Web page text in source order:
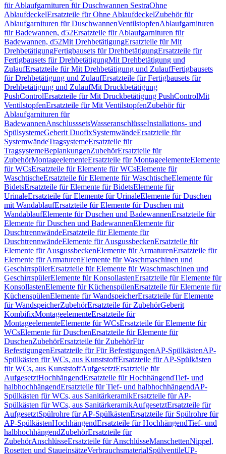
für Ablaufgarnituren für Duschwannen SestraOhne
AblaufdeckelErsatzteile für Ohne AblaufdeckelZubehör für
Ablaufgarnituren für DuschwannenVentilstopfenAblaufgarnituren
für Badewannen, d52Ersatzteile für Ablaufgarnituren für
Badewannen, d52Mit DrehbetätigungErsatzteile für Mit
DrehbetätigungFertigbausets für DrehbetätigungErsatzteile für
Fertigbausets für DrehbetätigungMit Drehbetätigung und
ZulaufErsatzteile für Mit Drehbetätigung und ZulaufFertigbausets
für Drehbetätigung und ZulaufErsatzteile für Fertigbausets für
Drehbetätigung und ZulaufMit Druckbetätigung
PushControlErsatzteile für Mit Druckbetätigung PushControlMit
VentilstopfenErsatzteile für Mit VentilstopfenZubehör für
Ablaufgarnituren für
BadewannenAnschlusssetsWasseranschlüsseInstallations- und
SpülsystemeGeberit DuofixSystemwändeErsatzteile für
SystemwändeTragsystemeErsatzteile für
TragsystemeBeplankungenZubehörErsatzteile für
ZubehörMontageelementeErsatzteile für MontageelementeElemente
für WCsErsatzteile für Elemente für WCsElemente für
WaschtischeErsatzteile für Elemente für WaschtischeElemente für
BidetsErsatzteile für Elemente für BidetsElemente für
UrinaleErsatzteile für Elemente für UrinaleElemente für Duschen
mit WandablaufErsatzteile für Elemente für Duschen mit
WandablaufElemente für Duschen und BadewannenErsatzteile für
Elemente für Duschen und BadewannenElemente für
DuschtrennwändeErsatzteile für Elemente für
DuschtrennwändeElemente für AusgussbeckenErsatzteile für
Elemente für AusgussbeckenElemente für ArmaturenErsatzteile für
Elemente für ArmaturenElemente für Waschmaschinen und
GeschirrspülerErsatzteile für Elemente für Waschmaschinen und
GeschirrspülerElemente für KonsollastenErsatzteile für Elemente für
KonsollastenElemente für KüchenspülenErsatzteile für Elemente für
KüchenspülenElemente für WandspeicherErsatzteile für Elemente
für WandspeicherZubehörErsatzteile für ZubehörGeberit
KombifixMontageelementeErsatzteile für
MontageelementeElemente für WCsErsatzteile für Elemente für
WCsElemente für DuschenErsatzteile für Elemente für
DuschenZubehörErsatzteile für ZubehörFür
BefestigungenErsatzteile für Für BefestigungenAP-SpülkästenAP-
Spülkästen für WCs, aus KunststoffErsatzteile für AP-Spülkästen
für WCs, aus KunststoffAufgesetztErsatzteile für
AufgesetztHochhängendErsatzteile für HochhängendTief- und
halbhochhängendErsatzteile für Tief- und halbhochhängendAP-
Spülkästen für WCs, aus SanitärkeramikErsatzteile für AP-
Spülkästen für WCs, aus SanitärkeramikAufgesetztErsatzteile für
AufgesetztSpülrohre für AP-SpülkästenErsatzteile für Spülrohre für
AP-SpülkästenHochhängendErsatzteile für HochhängendTief- und
halbhochhängendZubehörErsatzteile für
ZubehörAnschlüsseErsatzteile für AnschlüsseManschettenNippel,
Rosetten und StaueinsätzeVerbrauchsmaterialSpülventileUP-